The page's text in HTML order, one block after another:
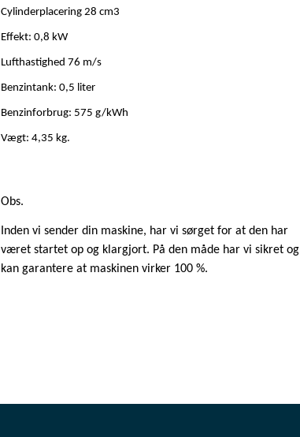
Cylinderplacering 28 cm3
Effekt: 0,8 kW
Lufthastighed 76 m/s
Benzintank: 0,5 liter
Benzinforbrug: 575 g/kWh
Vægt: 4,35 kg.
Obs.
Inden vi sender din maskine, har vi sørget for at den har
været startet op og klargjort. På den måde har vi sikret og
kan garantere at maskinen virker 100 %.